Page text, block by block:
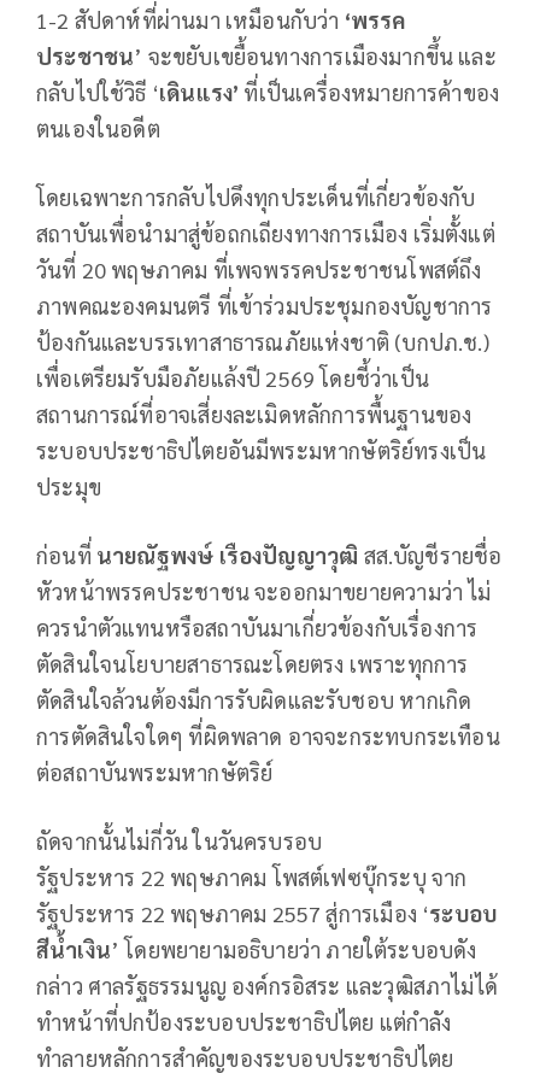
1-2 สัปดาห์ที่ผ่านมา เหมือนกับว่า ‘พรรค
ประชาชน’ จะขยับเขยื้อนทางการเมืองมากขึ้น และ
กลับไปใช้วิธี ‘เดินแรง’ ที่เป็นเครื่องหมายการค้าของ
ตนเองในอดีต
โดยเฉพาะการกลับไปดึงทุกประเด็นที่เกี่ยวข้องกับ
สถาบันเพื่อนำมาสู่ข้อถกเถียงทางการเมือง เริ่มตั้งแต่
วันที่ 20 พฤษภาคม ที่เพจพรรคประชาชนโพสต์ถึง
ภาพคณะองคมนตรี ที่เข้าร่วมประชุมกองบัญชาการ
ป้องกันและบรรเทาสาธารณภัยแห่งชาติ (บกปภ.ช.)
เพื่อเตรียมรับมือภัยแล้งปี 2569 โดยชี้ว่าเป็น
สถานการณ์ที่อาจเสี่ยงละเมิดหลักการพื้นฐานของ
ระบอบประชาธิปไตยอันมีพระมหากษัตริย์ทรงเป็น
ประมุข
ก่อนที่ นายณัฐพงษ์ เรืองปัญญาวุฒิ สส.บัญชีรายชื่อ
หัวหน้าพรรคประชาชน จะออกมาขยายความว่า ไม่
ควรนำตัวแทนหรือสถาบันมาเกี่ยวข้องกับเรื่องการ
ตัดสินใจนโยบายสาธารณะโดยตรง เพราะทุกการ
ตัดสินใจล้วนต้องมีการรับผิดและรับชอบ หากเกิด
การตัดสินใจใดๆ ที่ผิดพลาด อาจจะกระทบกระเทือน
ต่อสถาบันพระมหากษัตริย์
ถัดจากนั้นไม่กี่วัน ในวันครบรอบ
รัฐประหาร 22 พฤษภาคม โพสต์เฟซบุ๊กระบุ จาก
รัฐประหาร 22 พฤษภาคม 2557 สู่การเมือง ‘ระบอบ
สีน้ำเงิน’ โดยพยายามอธิบายว่า ภายใต้ระบอบดัง
กล่าว ศาลรัฐธรรมนูญ องค์กรอิสระ และวุฒิสภาไม่ได้
ทำหน้าที่ปกป้องระบอบประชาธิปไตย แต่กำลัง
ทำลายหลักการสำคัญของระบอบประชาธิปไตย